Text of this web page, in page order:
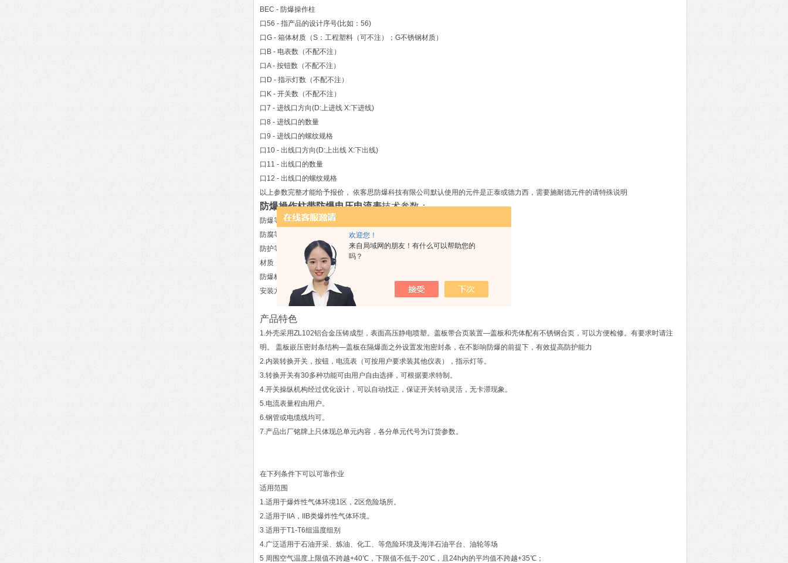
欢迎您！
来自局域网的朋友！有什么可以帮助您的
吗？
BEC - 防爆操作柱
口56 - 指产品的设计序号(比如：56)
口G - 箱体材质（S：工程塑料（可不注）；G不锈钢材质）
口B - 电表数（不配不注）
口A - 按钮数（不配不注）
口D - 指示灯数（不配不注）
口K - 开关数（不配不注）
口7 - 进线口方向(D:上进线 X:下进线)
口8 - 进线口的数量
口9 - 进线口的螺纹规格
口10 - 出线口方向(D:上出线 X:下出线)
口11 - 出线口的数量
口12 - 出线口的螺纹规格
以上参数完整才能给予报价， 依客思防爆科技有限公司默认使用的元件是正泰或德力西，需要施耐德元件的请特殊说明
防爆操作柱带防爆电压电流表技术参数：
防爆等级：IIB
防腐等级:WF1
防护等级：IP54
材质：铸铝合/304不锈钢/钢板焊接
防爆标志：EXdIIBT4
安装方式：挂式、立式
产品特色
1.外壳采用ZL102铝合金压铸成型，表面高压静电喷塑。盖板带合页装置—盖板和壳体配有不锈钢合页，可以方便检修。有要求时请注
明。 盖板嵌压密封条结构—盖板在隔爆面之外设置发泡密封条，在不影响防爆的前提下，有效提高防护能力
2.内装转换开关，按钮，电流表（可按用户要求装其他仪表），指示灯等。
3.转换开关有30多种功能可由用户自由选择，可根据要求特制。
4.开关操纵机构经过优化设计，可以自动找正，保证开关转动灵活，无卡滞现象。
5.电流表量程由用户。
6.钢管或电缆线均可。
7.产品出厂铭牌上只体现总单元内容，各分单元代号为订货参数。
在下列条件下可以可靠作业
适用范围
1.适用于爆炸性气体环境1区，2区危险场所。
2.适用于IIA，IIB类爆炸性气体环境。
3.适用于T1-T6组温度组别
4.广泛适用于石油开采、炼油、化工、等危险环境及海洋石油平台、油轮等场
5 周围空气温度上限值不跨越+40℃，下限值不低于-20℃，且24h内的平均值不跨越+35℃；